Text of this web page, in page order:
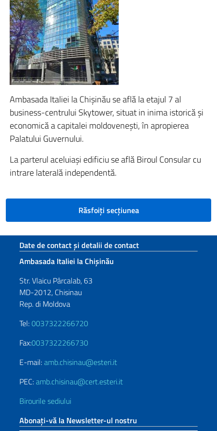
Ambasada Italiei la Chișinău se află la etajul 7 al
business-centrului Skytower, situat in inima istorică și
economică a capitalei moldovenești, în apropierea
Palatului Guvernului.
La parterul aceluiași edificiu se află Biroul Consular cu
intrare laterală independentă.
Răsfoiți secțiunea
Footer section
Date de contact și detalii de contact
Ambasada Italiei la Chișinău
Str. Vlaicu Pârcalab, 63
MD-2012, Chisinau
Rep. di Moldova
Tel:0037322266720
Fax:0037322266730
E-mail:amb.chisinau@esteri.it
PEC:amb.chisinau@cert.esteri.it
Birourile sediului
Abonați-vă la Newsletter-ul nostru